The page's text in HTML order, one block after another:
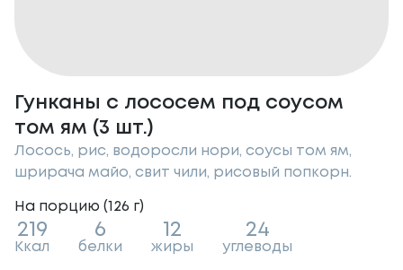
Гунканы с лососем под соусом
том ям (3 шт.)
Лосось, рис, водоросли нори, соусы том ям,
шрирача майо, свит чили, рисовый попкорн.
На порцию (126 г)
219
Ккал
6
белки
12
жиры
24
углеводы